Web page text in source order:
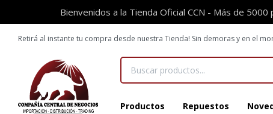
Bienvenidos a la Tienda Oficial CCN - Más de
Productos Repuestos
Retirá al instante tu compra desde nuestra Tienda! Sin demoras y en el